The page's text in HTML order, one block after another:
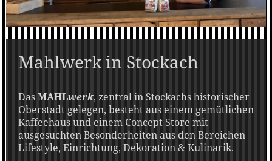
Mahlwerk in Stockach
DasMAHLwerk, zentral in Stockachs historischer
Oberstadt gelegen, besteht aus einem gemütlichen
Kaffeehaus und einem Concept Store mit
ausgesuchten Besonderheiten aus den Bereichen
Lifestyle, Einrichtung, Dekoration & Kulinarik.